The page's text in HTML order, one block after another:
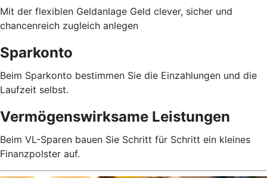
Mit der flexiblen Geldanlage Geld clever, sicher und
chancenreich zugleich anlegen
Sparkonto
Beim Sparkonto bestimmen Sie die Einzahlungen und die
Laufzeit selbst.
Vermögenswirksame Leistungen
Beim VL-Sparen bauen Sie Schritt für Schritt ein kleines
Finanzpolster auf.